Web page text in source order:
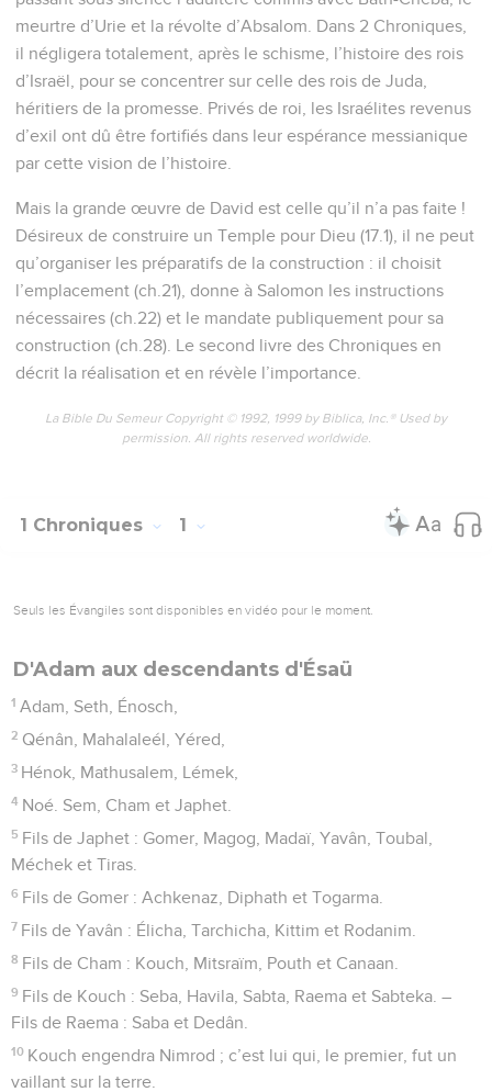
meurtre d’Urie et la révolte d’Absalom. Dans 2 Chroniques,
il négligera totalement, après le schisme, l’histoire des rois
d’Israël, pour se concentrer sur celle des rois de Juda,
héritiers de la promesse. Privés de roi, les Israélites revenus
d’exil ont dû être fortifiés dans leur espérance messianique
par cette vision de l’histoire.
Mais la grande œuvre de David est celle qu’il n’a pas faite !
Désireux de construire un Temple pour Dieu (17.1), il ne peut
qu’organiser les préparatifs de la construction : il choisit
l’emplacement (ch.21), donne à Salomon les instructions
nécessaires (ch.22) et le mandate publiquement pour sa
construction (ch.28). Le second livre des Chroniques en
décrit la réalisation et en révèle l’importance.
La Bible Du Semeur Copyright © 1992, 1999 by Biblica, Inc.® Used by
permission. All rights reserved worldwide.
1 Chroniques 1
Seuls les Évangiles sont disponibles en vidéo pour le moment.
D'Adam aux descendants d'Ésaü
1 Adam, Seth, Énosch,
2 Qénân, Mahalaleél, Yéred,
3 Hénok, Mathusalem, Lémek,
4 Noé. Sem, Cham et Japhet.
5 Fils de Japhet : Gomer, Magog, Madaï, Yavân, Toubal,
Méchek et Tiras.
6 Fils de Gomer : Achkenaz, Diphath et Togarma.
7 Fils de Yavân : Élicha, Tarchicha, Kittim et Rodanim.
8 Fils de Cham : Kouch, Mitsraïm, Pouth et Canaan.
9 Fils de Kouch : Seba, Havila, Sabta, Raema et Sabteka. –
Fils de Raema : Saba et Dedân.
10 Kouch engendra Nimrod ; c’est lui qui, le premier, fut un
vaillant sur la terre.